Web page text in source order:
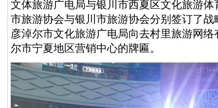
文体旅游广电局与银川市西夏区文化旅游
市旅游协会与银川市旅游协会分别签订了
彦淖尔市文化旅游广电局向去村里旅游网
尔市宁夏地区营销中心的牌匾。